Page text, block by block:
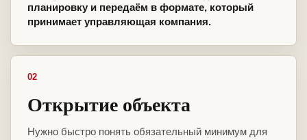
планировку и передаём в формате, который
принимает управляющая компания.
02
Открытие объекта
Нужно быстро понять обязательный минимум для